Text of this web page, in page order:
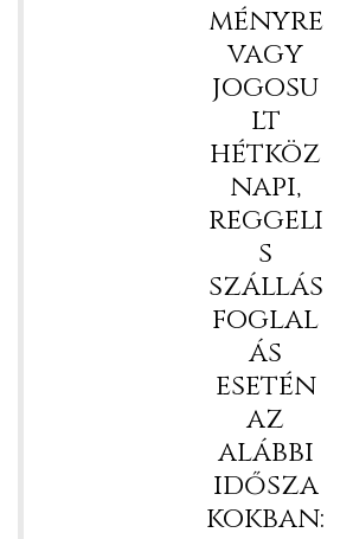
ményre
vagy
jogosu
lt
hétköz
napi,
reggeli
s
szállás
foglal
ás
esetén
az
alábbi
idősza
kokban: